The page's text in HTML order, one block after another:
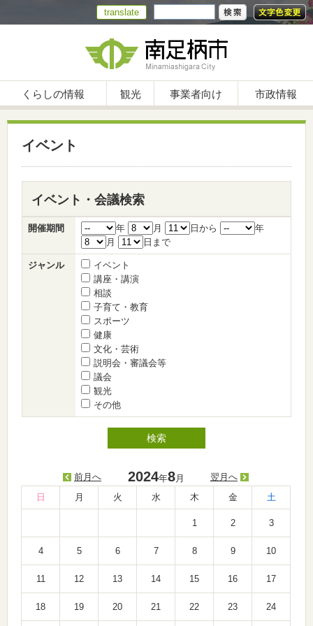
translate
くらしの情報 観光 事業者向け 市政情報
イベント
イベント・会議検索
開催期間 年 月 日から
年
月
日まで
ジャンル
イベント
講座・講演
相談
子育て・教育
スポーツ
健康
文化・芸術
説明会・審議会等
議会
観光
その他
前月へ 2024年8月
翌月へ
日
月 火 水 木 金 土
1 2 3
4 5 6 7 8 9 10
11 12 13 14 15 16 17
18 19 20 21 22 23 24